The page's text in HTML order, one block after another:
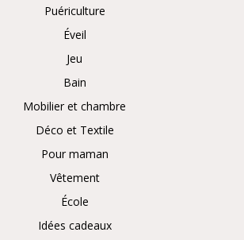
Puériculture
Éveil
Jeu
Bain
Mobilier et chambre
Déco et Textile
Pour maman
Vêtement
École
Idées cadeaux